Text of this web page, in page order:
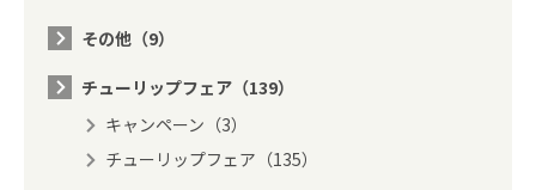
その他（9）
チューリップフェア（139）
キャンペーン（3）
チューリップフェア（135）